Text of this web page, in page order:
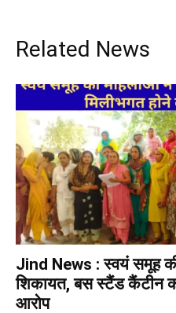
Related News
Jind News : स्वयं समूह
शिकायत, बस स्टैंड कैंटीन
आरोप